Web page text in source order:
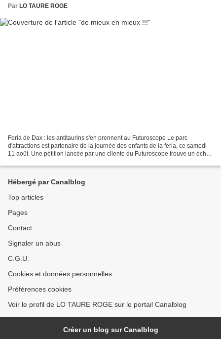
Par LO TAURE ROGE
Feria de Dax : les antitaurins s'en prennent au Futuroscope Le parc
d'attractions est partenaire de la journée des enfants de la feria, ce samedi
11 août. Une pétition lancée par une cliente du Futuroscope trouve un écho
Hébergé par Canalblog
Top articles
Pages
Contact
Signaler un abus
C.G.U.
Cookies et données personnelles
Préférences cookies
Voir le profil de LO TAURE ROGE sur le portail Canalblog
Créer un blog sur Canalblog